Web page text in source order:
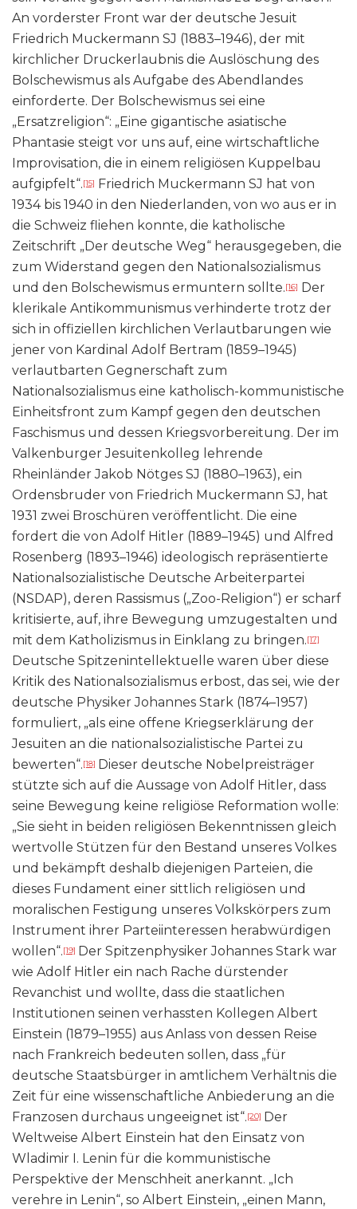
An vorderster Front war der deutsche Jesuit
Friedrich Muckermann SJ (1883–1946), der mit
kirchlicher Druckerlaubnis die Auslöschung des
Bolschewismus als Aufgabe des Abendlandes
einforderte. Der Bolschewismus sei eine
„Ersatzreligion“: „Eine gigantische asiatische
Phantasie steigt vor uns auf, eine wirtschaftliche
Improvisation, die in einem religiösen Kuppelbau
aufgipfelt“.[15]
Friedrich Muckermann SJ hat von
1934 bis 1940 in den Niederlanden, von wo aus er in
die Schweiz fliehen konnte, die katholische
Zeitschrift „Der deutsche Weg“ herausgegeben, die
zum Widerstand gegen den Nationalsozialismus
und den Bolschewismus ermuntern sollte.[16]
Der
klerikale Antikommunismus verhinderte trotz der
sich in offiziellen kirchlichen Verlautbarungen wie
jener von Kardinal Adolf Bertram (1859–1945)
verlautbarten Gegnerschaft zum
Nationalsozialismus eine katholisch-kommunistische
Einheitsfront zum Kampf gegen den deutschen
Faschismus und dessen Kriegsvorbereitung. Der im
Valkenburger Jesuitenkolleg lehrende
Rheinländer Jakob Nötges SJ (1880–1963), ein
Ordensbruder von Friedrich Muckermann SJ, hat
1931 zwei Broschüren veröffentlicht. Die eine
fordert die von Adolf Hitler (1889–1945) und Alfred
Rosenberg (1893–1946) ideologisch repräsentierte
Nationalsozialistische Deutsche Arbeiterpartei
(NSDAP), deren Rassismus („Zoo-Religion“) er scharf
kritisierte, auf, ihre Bewegung umzugestalten und
mit dem Katholizismus in Einklang zu bringen.[17]
Deutsche Spitzenintellektuelle waren über diese
Kritik des Nationalsozialismus erbost, das sei, wie der
deutsche Physiker Johannes Stark (1874–1957)
formuliert, „als eine offene Kriegserklärung der
Jesuiten an die nationalsozialistische Partei zu
bewerten“.[18] Dieser deutsche Nobelpreisträger
stützte sich auf die Aussage von Adolf Hitler, dass
seine Bewegung keine religiöse Reformation wolle:
„Sie sieht in beiden religiösen Bekenntnissen gleich
wertvolle Stützen für den Bestand unseres Volkes
und bekämpft deshalb diejenigen Parteien, die
dieses Fundament einer sittlich religiösen und
moralischen Festigung unseres Volkskörpers zum
Instrument ihrer Parteiinteressen herabwürdigen
wollen“.[19] Der Spitzenphysiker Johannes Stark war
wie Adolf Hitler ein nach Rache dürstender
Revanchist und wollte, dass die staatlichen
Institutionen seinen verhassten Kollegen Albert
Einstein (1879–1955) aus Anlass von dessen Reise
nach Frankreich bedeuten sollen, dass „für
deutsche Staatsbürger in amtlichem Verhältnis die
Zeit für eine wissenschaftliche Anbiederung an die
Franzosen durchaus ungeeignet ist“.[20] Der
Weltweise Albert Einstein hat den Einsatz von
Wladimir I. Lenin für die kommunistische
Perspektive der Menschheit anerkannt. „Ich
verehre in Lenin“, so Albert Einstein, „einen Mann,